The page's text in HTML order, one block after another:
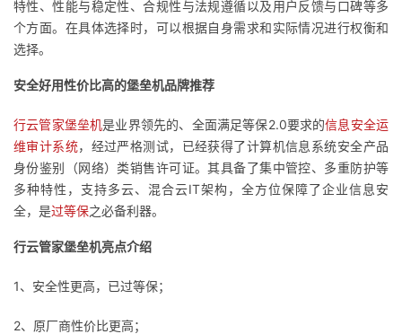
子
直
播
的
活
动
我
的
关
注
我
开
发
堂
我
的
Programs
我
的
特性、性能与稳定性、合规性与法规遵循以及用户反馈与口碑等多
个方面。在具体选择时，可以根据自身需求和实际情况进行权衡和
选择。
安全好用性价比高的堡垒机品牌推荐
行云管家堡垒机是业界领先的、全面满足等保2.0要求的信息安全运
维审计系统，经过严格测试，已经获得了计算机信息系统安全产品
身份鉴别（网络）类销售许可证。其具备了集中管控、多重防护等
多种特性，支持多云、混合云IT架构，全方位保障了企业信息安
全，是过等保之必备利器。
行云管家堡垒机亮点介绍
1、安全性更高，已过等保；
2、原厂商性价比更高；